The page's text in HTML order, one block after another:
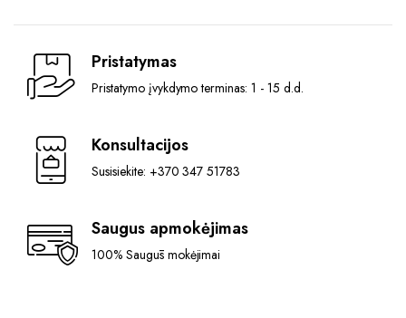
may
be
chosen
product
page
chosen
product
through
Pristatymas
Pristatymo įvykdymo terminas: 1 - 15 d.d.
Konsultacijos
Susisiekite: +370 347 51783
Saugus apmokėjimas
100% Saugūs mokėjimai